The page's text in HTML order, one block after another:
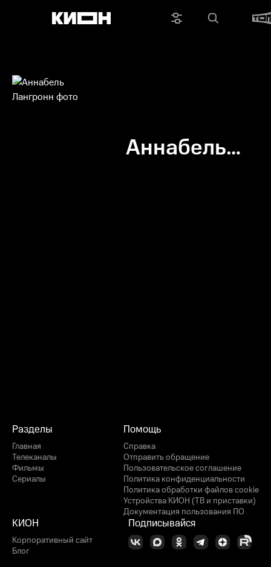
Аннабель
Разделы
Главная
Телеканалы
Фильмы
Сериалы
Помощь
Справка
Отправить обращение
Пользовательское соглашение
Политика конфиденциальности
Политика обработки файлов cookie
Устройства КИОН (ТВ и приставки)
Документация пользования ПО
КИОН
Корпоративный сайт
Блог
Подписывайся